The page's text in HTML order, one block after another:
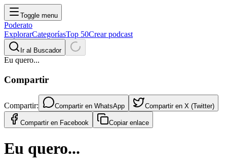
Toggle menu
Poderato
ExplorarCategoríasTop 50Crear podcast
Ir al Buscador
Eu quero...
Compartir
Compartir: Compartir en WhatsApp Compartir en X (Twitter)
Compartir en Facebook Copiar enlace
Eu quero...